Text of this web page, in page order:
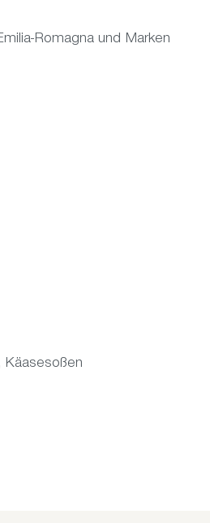
Romagna und Marken
Käasesoßen